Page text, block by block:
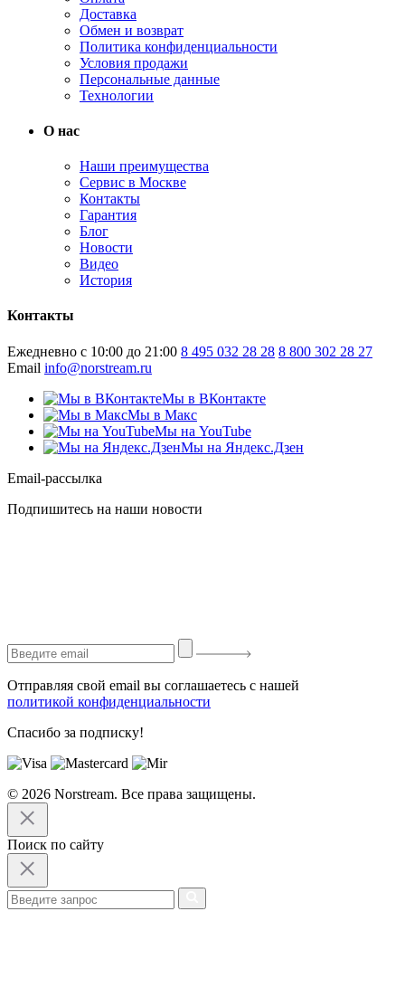
Доставка
Обмен и возврат
Политика конфиденциальности
Условия продажи
Персональные данные
Технологии
О нас
Наши преимущества
Сервис в Москве
Контакты
Гарантия
Блог
Новости
Видео
История
Контакты
Ежедневно с 10:00 до 21:00 8 495 032 28 28 8 800 302 28 27
Email info@norstream.ru
Мы в ВКонтакте
Мы в Макс
Мы на YouTube
Мы на Яндекс.Дзен
Email-рассылка
Подпишитесь на наши новости
Отправляя свой email вы соглашаетесь с нашей
политикой конфиденциальности
Спасибо за подписку!
© 2026 Norstream. Все права защищены.
Поиск по сайту